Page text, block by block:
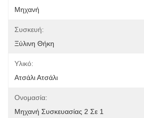
Μηχανή
Συσκευή:
Ξύλινη Θήκη
Υλικό:
Ατσάλι Ατσάλι
Ονομασία:
Μηχανή Συσκευασίας 2 Σε 1